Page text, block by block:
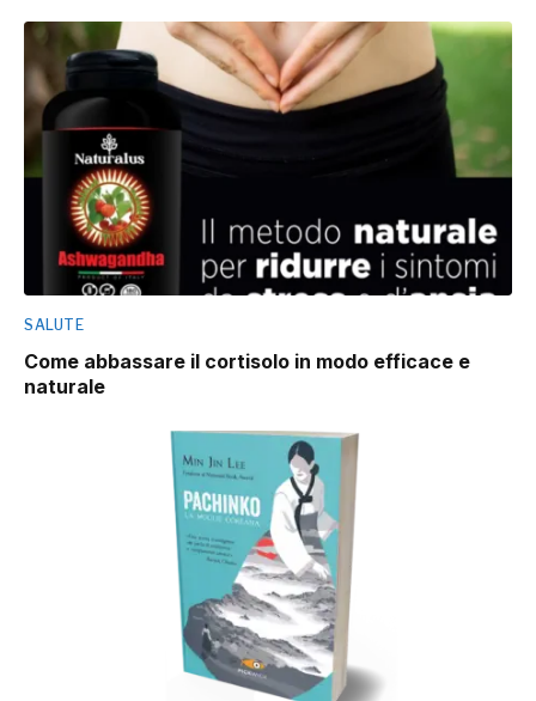
SALUTE
Come abbassare il cortisolo in modo efficace e
naturale